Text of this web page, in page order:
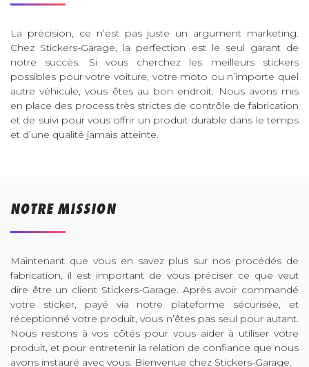
La précision, ce n’est pas juste un argument marketing.
Chez Stickers-Garage, la perfection est le seul garant de
notre succès. Si vous cherchez les meilleurs stickers
possibles pour votre voiture, votre moto ou n’importe quel
autre véhicule, vous êtes au bon endroit. Nous avons mis
en place des process très strictes de contrôle de fabrication
et de suivi pour vous offrir un produit durable dans le temps
et d’une qualité jamais atteinte.
NOTRE MISSION
Maintenant que vous en savez plus sur nos procédés de
fabrication, il est important de vous préciser ce que veut
dire être un client Stickers-Garage. Après avoir commandé
votre sticker, payé via notre plateforme sécurisée, et
réceptionné votre produit, vous n’êtes pas seul pour autant.
Nous restons à vos côtés pour vous aider à utiliser votre
produit, et pour entretenir la relation de confiance que nous
avons instauré avec vous. Bienvenue chez Stickers-Garage.